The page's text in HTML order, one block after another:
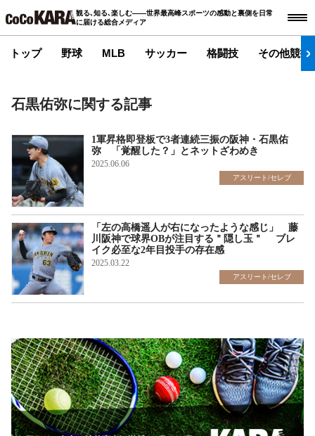
観る､知る､楽しむ――世界最高峰スポーツの感動と裏側を日常
に届ける総合メディア
トップ 野球 MLB サッカー 格闘技 その他競技
石黒佑弥に関する記事
1軍昇格即登板で3者連続三振の阪神・石黒佑
弥 「覚醒した？」とネットざわめき
2025.06.06
アスリート/セレブ
「左の高橋遥人が右になったような感じ」 藤
川阪神で球界OBが注目する＂隠し玉＂ ブレ
イク必至な2年目投手の存在感
2025.03.22
アスリート/セレブ